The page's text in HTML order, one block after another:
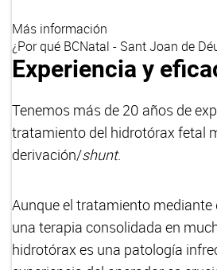
Más información
¿Por qué BCNatal - Sant Joan de
Experiencia y
Tenemos más de 20 años de
tratamiento del hidrotórax fetal
derivación/shunt.
Aunque el tratamiento
una terapia consolidada en
hidrotórax es una patología